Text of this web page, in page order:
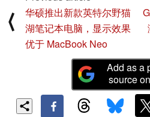
⟨
华硕推出新款英特尔野猫
湖笔记本电脑，显示效果
优于 MacBook Neo
Add as a
source